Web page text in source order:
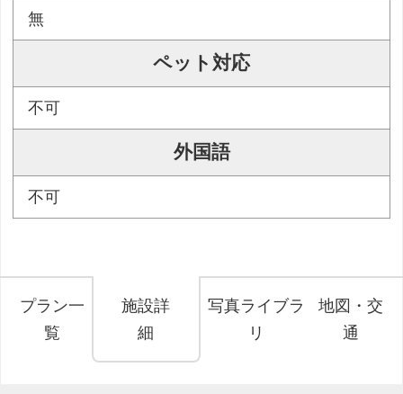
無
ペット対応
不可
外国語
不可
プラン一
覧
施設詳
細
写真ライブラ
リ
地図・交
通